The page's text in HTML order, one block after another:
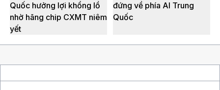
Quốc hưởng lợi khổng lồ
nhờ hãng chip CXMT niêm
yết
đứng về phía AI Trung
Quốc